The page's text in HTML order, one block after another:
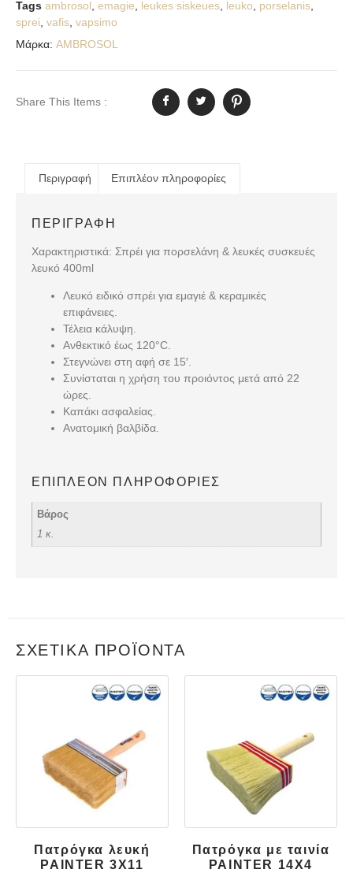
Tags ambrosol emagie leukes siskeues leuko porselanis
sprei vafis vapsimo
Μάρκα: AMBROSOL
Share This Items :
Περιγραφή Επιπλέον πληροφορίες
ΠΕΡΙΓΡΑΦΉ
Χαρακτηριστικά: Σπρέι για πορσελάνη & λευκές συσκευές
λευκό 400ml
Λευκό ειδικό σπρέι για εμαγιέ & κεραμικές
επιφάνειες.
Τέλεια κάλυψη.
Ανθεκτικό έως 120°C.
Στεγνώνει στη αφή σε 15′.
Συνίσταται η χρήση του προιόντος μετά από 22
ώρες.
Καπάκι ασφαλείας.
Ανατομική βαλβίδα.
ΕΠΙΠΛΈΟΝ ΠΛΗΡΟΦΟΡΊΕΣ
Βάρος
1 κ.
ΣΧΕΤΙΚΆ ΠΡΟΪΌΝΤΑ
Πατρόγκα λευκή
PAINTER 3X11
Πατρόγκα με ταινία
PAINTER 14X4